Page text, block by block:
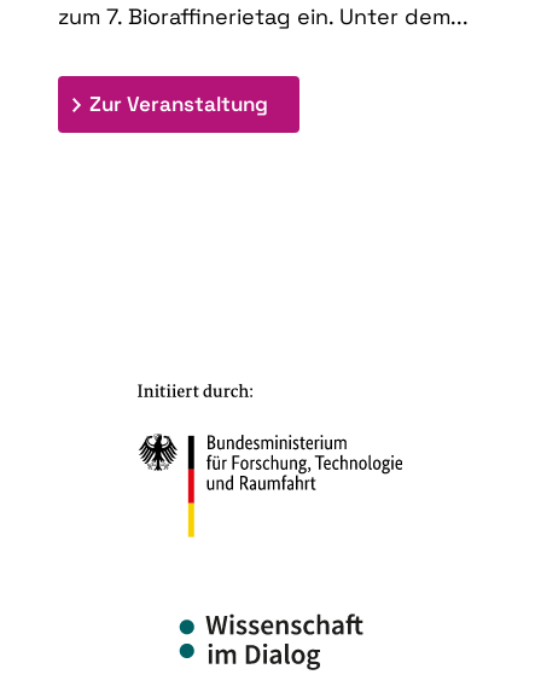
zum 7. Bioraffinerietag ein. Unter dem...
Zur Veranstaltung